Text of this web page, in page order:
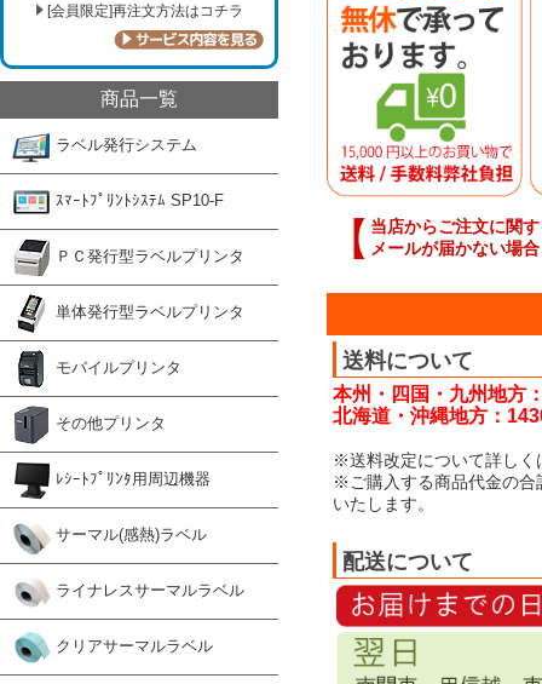
[会員限定]再注文方法はコチラ
商品一覧
ラベル発行システム
ｽﾏｰﾄﾌﾟﾘﾝﾄｼｽﾃﾑ SP10-F
ＰＣ発行型ラベルプリンタ
単体発行型ラベルプリンタ
モバイルプリンタ
その他プリンタ
ﾚｼｰﾄﾌﾟﾘﾝﾀ用周辺機器
サーマル(感熱)ラベル
ライナレスサーマルラベル
クリアサーマルラベル
【 当店からご注文に関
メールが届かない場合
送料について
本州・四国・九州地方
北海道・沖縄地方：
※送料改定について詳しく
※ご購入する商品代金の合
いたします。
配送について